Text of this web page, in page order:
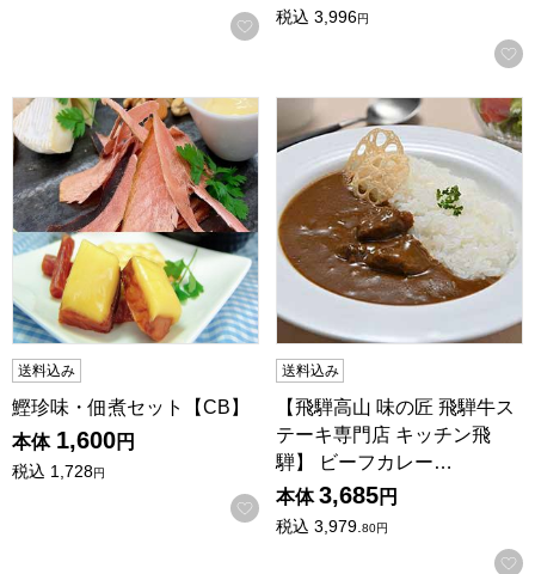
お気に入りに登録する
税込 3,996円
鰹珍味・佃煮セット【CB】
送料込み
鰹珍味・佃煮セット【CB】
本体 1,600円
税込 1,728円
お気に入りに登録する
【飛騨高山 味の匠 飛騨牛ス
送料込み
【飛騨高山 味の匠 飛騨牛ス
テーキ専門店 キッチン飛
騨】 ビーフカレー…
本体 3,685円
税込 3,979. 80円